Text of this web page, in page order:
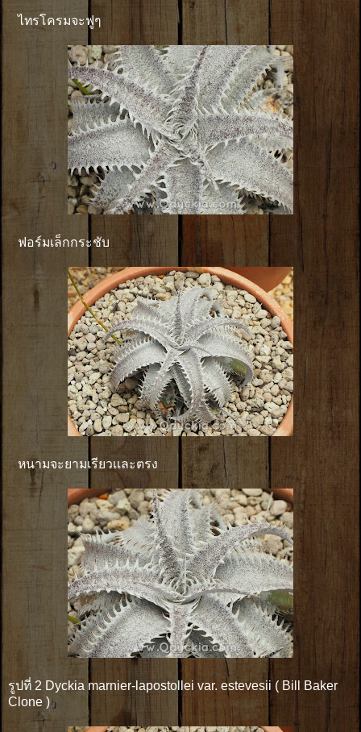
ไทรโครมจะฟูๆ
ฟอร์มเล็กกระชับ
หนามจะยามเรียวเเละตรง
รูปที่ 2 Dyckia marnier-lapostollei var. estevesii ( Bill Baker
Clone )